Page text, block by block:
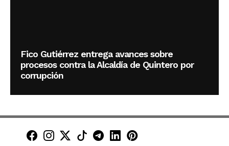
Fico Gutiérrez entrega avances sobre
procesos contra la Alcaldía de Quintero por
corrupción
Minuto30 en Facebook
Minuto30 en Instagram
Minuto30 en X (Twitter)
Minuto30 en TikTok
Canal de Minuto30 en
Minuto30 en LinkedIn
Minuto30 en